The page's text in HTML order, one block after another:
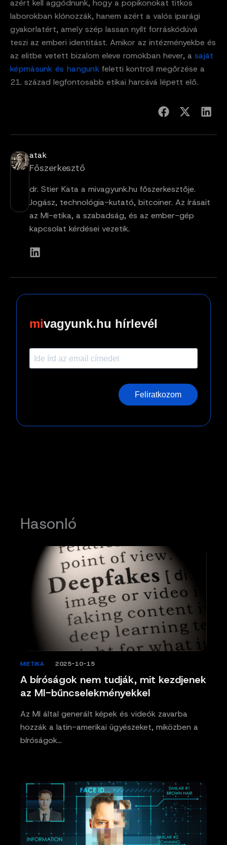
azért kell aggódnunk, hogy a popikonokat titkos
laborokban klónozzák, hanem azért a valós iparági
gyakorlatért, amely szép lassan nyílt forráskódúvá
teszi az emberi identitást. Amikor az intézményekbe és
az elitbe vetett bizalom eleve romokban hever, a saját
képmásunk és hangunk feletti kontroll megőrzése a
21. század legfontosabb etikai harcává lépett elő.
atak
Főszerkesztő
dr. Stier Kata a mivagyunk.hu főszerkesztője.
Jogász, technológia-kutató, bitcoiner. Az írásait
az MI-etika, a szabadság, és az ember-gép
kapcsolat kérdései vezetik.
vagyunk.hu hírlevél
Feliratkozom
Hasonló
A bíróságok nem tudják, mit kezdjenek
az MI-bűncselekményekkel
MIETIKA 2025-10-15
Az MI által generált képek és videók zavarba
hozzák a latin-amerikai ügyészeket, miközben a
bíróságok…